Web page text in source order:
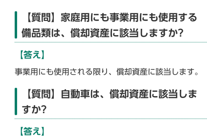
【質問】家庭用にも事業用にも使用する
備品類は、償却資産に該当しますか?
【答え】
事業用にも使用される限り、償却資産に該当します。
【質問】自動車は、償却資産に該当しま
すか?
【答え】